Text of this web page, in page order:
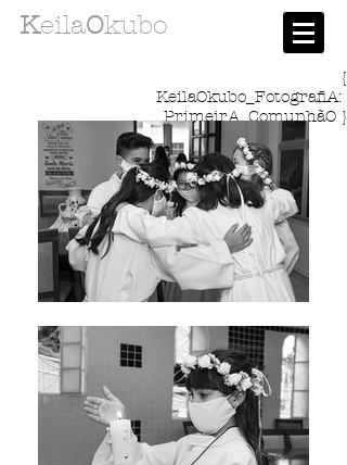
KeilaOkubo
{
KeilaOkubo_FotografiA:
PrimeirA_ComunhãO }